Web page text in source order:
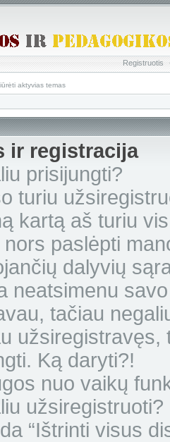
Registruotis
aktyvias temas
ir registracija
prisijungti?
turiu
kartą aš turiu
paslėpti
dalyvių
neatsimenu
tačiau
Ką daryti?!
nuo vaikų
užsiregistruoti?
“Ištrinti visus